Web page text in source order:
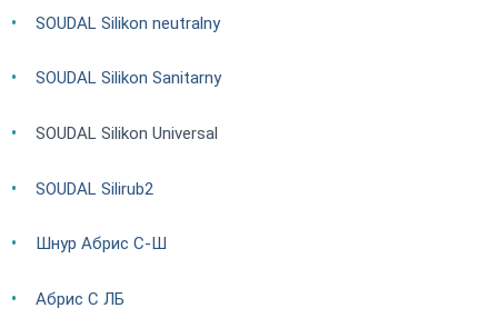
SOUDAL Silikon neutralny
SOUDAL Silikon Sanitarny
SOUDAL Silikon Universal
SOUDAL Silirub2
Шнур Абрис С-Ш
Абрис С ЛБ